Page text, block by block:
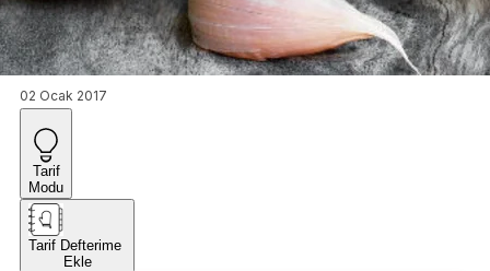
02 Ocak 2017
Tarif
Modu
Tarif Defterime
Ekle